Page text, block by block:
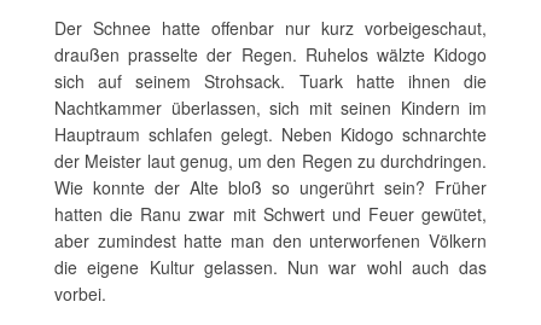
Der Schnee hatte offenbar nur kurz vorbeigeschaut,
draußen prasselte der Regen. Ruhelos wälzte Kidogo
sich auf seinem Strohsack. Tuark hatte ihnen die
Nachtkammer überlassen, sich mit seinen Kindern im
Hauptraum schlafen gelegt. Neben Kidogo schnarchte
der Meister laut genug, um den Regen zu durchdringen.
Wie konnte der Alte bloß so ungerührt sein? Früher
hatten die Ranu zwar mit Schwert und Feuer gewütet,
aber zumindest hatte man den unterworfenen Völkern
die eigene Kultur gelassen. Nun war wohl auch das
vorbei.